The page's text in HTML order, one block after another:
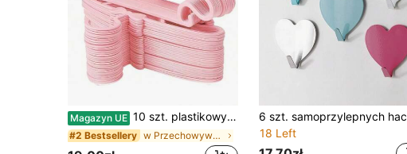
Magazyn UE 10 szt. plastikowych wieszaków dla niemowląt z kokardką, antypoślizgowe, ultracienkie, do przechowywania ubranek noworodka/niemowlęcia, prezent na baby shower
#2 Bestsellery w Przechowywanie w szkółce
18 Left